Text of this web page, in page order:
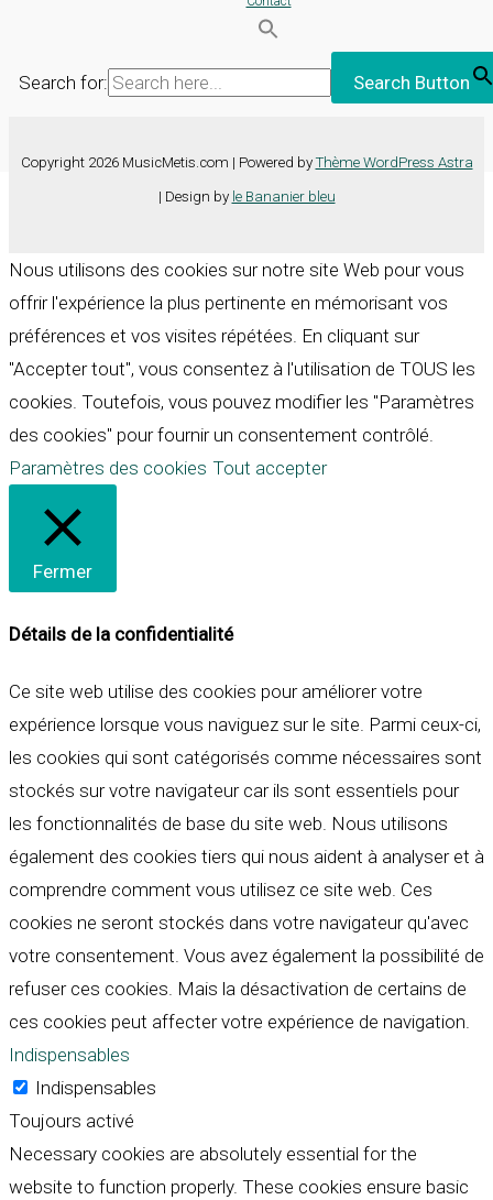
Search for: Search Button
Copyright 2026 MusicMetis.com | Powered by Thème WordPress Astra
| Design by le Bananier bleu
Nous utilisons des cookies sur notre site Web pour vous
offrir l'expérience la plus pertinente en mémorisant vos
préférences et vos visites répétées. En cliquant sur
"Accepter tout", vous consentez à l'utilisation de TOUS les
cookies. Toutefois, vous pouvez modifier les "Paramètres
des cookies" pour fournir un consentement contrôlé.
Paramètres des cookies Tout accepter
Fermer
Détails de la confidentialité
Ce site web utilise des cookies pour améliorer votre
expérience lorsque vous naviguez sur le site. Parmi ceux-ci,
les cookies qui sont catégorisés comme nécessaires sont
stockés sur votre navigateur car ils sont essentiels pour
les fonctionnalités de base du site web. Nous utilisons
également des cookies tiers qui nous aident à analyser et à
comprendre comment vous utilisez ce site web. Ces
cookies ne seront stockés dans votre navigateur qu'avec
votre consentement. Vous avez également la possibilité de
refuser ces cookies. Mais la désactivation de certains de
ces cookies peut affecter votre expérience de navigation.
Indispensables
Indispensables
Toujours activé
Necessary cookies are absolutely essential for the
website to function properly. These cookies ensure basic